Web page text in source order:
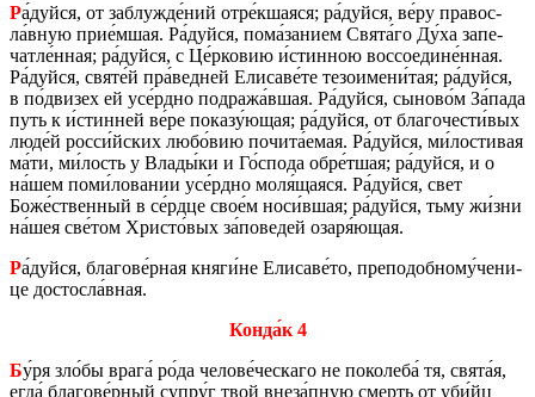
Ра́дуйся, от за­блуж­де́ний отре́кша­я­ся; ра́дуйся, ве́ру пра­вос­
ла́вную прие́мшая. Ра́дуйся, пома́за­ни­ем Свята́го Ду́ха за­пе­
чат­ле́нная; ра́дуйся, с Це́рко­вию и́стин­ною вос­со­едине́нная.
Ра́дуйся, святе́й пра́вед­ней Ели­са­ве́те те­зо­име­ни́тая; ра́дуйся,
в по́дви­зех ей усе́рдно под­ра­жа́вшая. Ра́дуйся, сы­но­во́м За́пада
путь к и́стин­ней ве́ре по­ка­зу́ющая; ра́дуйся, от бла­го­че­сти́вых
люде́й росси́йских любо́вию по­чи­та́емая. Ра́дуйся, ми́ло­сти­вая
ма́ти, ми́лость у Влады́ки и Го́спода обре́тшая; ра́дуйся, и о
на́шем поми́ло­ва­нии усе́рдно моля́щаяся. Ра́дуйся, свет
Боже́ствен­ный в се́рдце свое́м носи́вшая; ра́дуйся, тьму жи́зни
на́шея све́том Хри­сто́вых за́по­ве­дей озаря́ющая.
Ра́дуйся, бла­го­ве́рная княги́не Ели­са­ве́то, пре­по­доб­но­му́че­ни­
це до­стос­ла́вная.
Конда́к 4
Бу́ря зло́бы врага́ ро́да че­ло­ве́чес­ка­го не по­ко­ле­ба́ тя, свята́я,
егда́ бла­го­ве́рный супру́г твой внеза́пную смерть от уби́йц